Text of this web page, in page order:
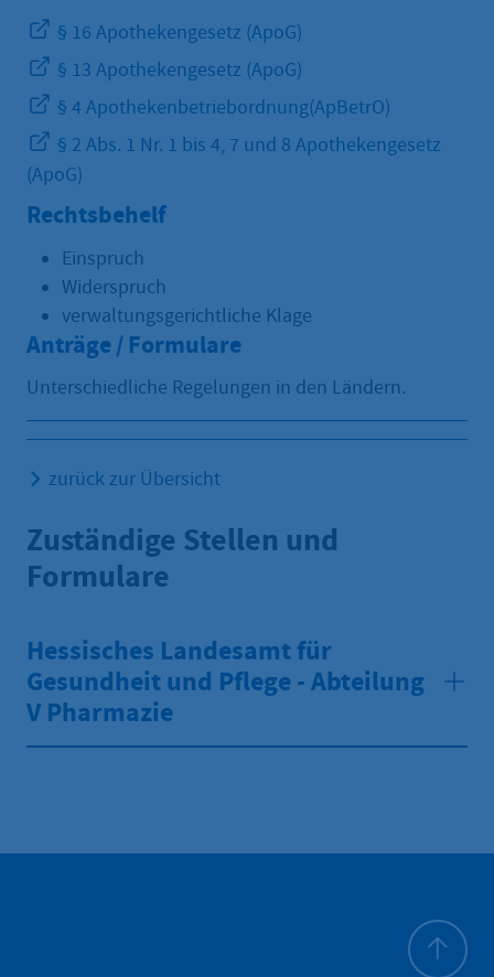
§ 16 Apothekengesetz (ApoG)
§ 13 Apothekengesetz (ApoG)
§ 4 Apothekenbetriebordnung(ApBetrO)
§ 2 Abs. 1 Nr. 1 bis 4, 7 und 8 Apothekengesetz
(ApoG)
Rechtsbehelf
Einspruch
Widerspruch
verwaltungsgerichtliche Klage
Anträge / Formulare
Unterschiedliche Regelungen in den Ländern.
zurück zur Übersicht
Zuständige Stellen und
Formulare
Hessisches Landesamt für
Gesundheit und Pflege - Abteilung
V Pharmazie